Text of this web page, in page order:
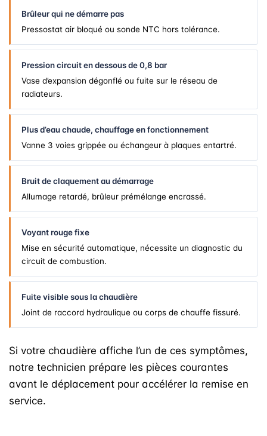
Brûleur qui ne démarre pas
Pressostat air bloqué ou sonde NTC hors tolérance.
Pression circuit en dessous de 0,8 bar
Vase d’expansion dégonflé ou fuite sur le réseau de
radiateurs.
Plus d’eau chaude, chauffage en fonctionnement
Vanne 3 voies grippée ou échangeur à plaques entartré.
Bruit de claquement au démarrage
Allumage retardé, brûleur prémélange encrassé.
Voyant rouge fixe
Mise en sécurité automatique, nécessite un diagnostic du
circuit de combustion.
Fuite visible sous la chaudière
Joint de raccord hydraulique ou corps de chauffe fissuré.
Si votre chaudière affiche l’un de ces symptômes,
notre technicien prépare les pièces courantes
avant le déplacement pour accélérer la remise en
service.